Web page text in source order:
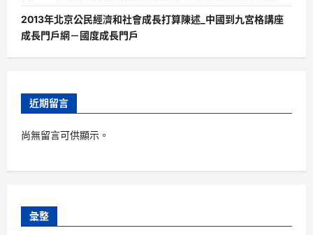
2013年北京公民經濟和社會成長打算陳述_中國到九宮格講座
成長門戶網－國度成長門戶
近期留言
尚無留言可供顯示。
彙整